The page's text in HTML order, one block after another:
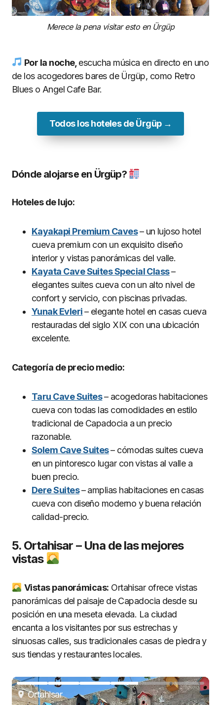
Merece la pena visitar esto en Ürgüp
Por la noche, escucha música en directo en uno
de los acogedores bares de Ürgüp, como Retro
Blues o Angel Cafe Bar.
Todos los hoteles de Ürgüp →
Dónde alojarse en Ürgüp?
Hoteles de lujo:
Kayakapi Premium Caves– un lujoso hotel
cueva premium con un exquisito diseño
interior y vistas panorámicas del valle.
Kayata Cave Suites Special Class–
elegantes suites cueva con un alto nivel de
confort y servicio, con piscinas privadas.
Yunak Evleri– elegante hotel en casas cueva
restauradas del siglo XIX con una ubicación
excelente.
Categoría de precio medio:
Taru Cave Suites– acogedoras habitaciones
cueva con todas las comodidades en estilo
tradicional de Capadocia a un precio
razonable.
Solem Cave Suites– cómodas suites cueva
en un pintoresco lugar con vistas al valle a
buen precio.
Dere Suites– amplias habitaciones en casas
cueva con diseño moderno y buena relación
calidad-precio.
5. Ortahisar – Una de las mejores
vistas
Vistas panorámicas: Ortahisar ofrece vistas
panorámicas del paisaje de Capadocia desde su
posición en una meseta elevada. La ciudad
encanta a los visitantes por sus estrechas y
sinuosas calles, sus tradicionales casas de piedra y
sus tiendas y restaurantes locales.
Ortahisar